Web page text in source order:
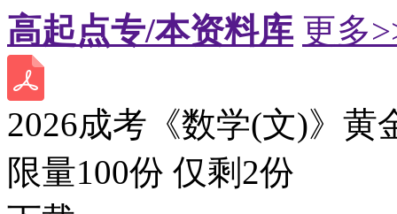
高起点专/本资料库 更多
2026成考《数学(文)》黄
限量100份 仅剩 2份